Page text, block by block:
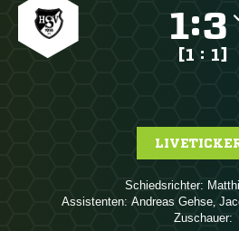
:
[1 : 1]
Schiedsrichter:
Assistenten:  ,
Zuschauer: